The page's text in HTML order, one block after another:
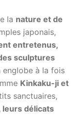
la nature et de
japonais,
entretenus,
sculptures
à la fois
Kinkaku-ji et
sanctuaires,
délicats